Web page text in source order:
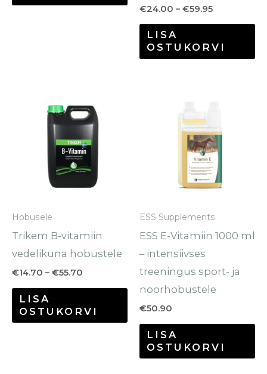
€24.00 – €59.95
LISA
OSTUKORVI
Hobusele
Trikem B-vitamiin
vedelikuna hobustele
€14.70 – €55.70
€14.70
kuni
€55.70
LISA
OSTUKORVI
teha
tootelehel.
ESS Supplements
ESS E-Vitamiin 1000 ml
– intensiivses
treeningus sport- ja
noorhobustele
€50.90
LISA
OSTUKORVI